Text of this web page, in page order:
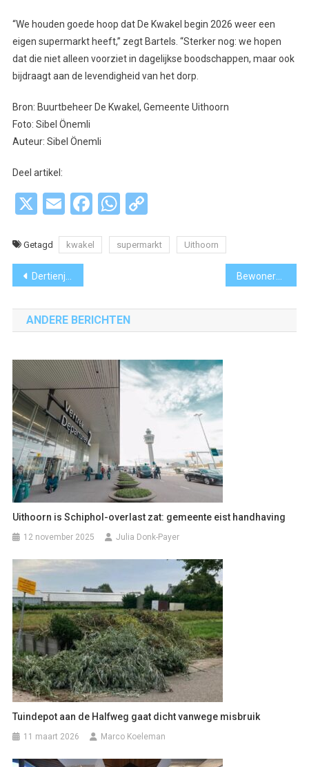
“We houden goede hoop dat De Kwakel begin 2026 weer een
eigen supermarkt heeft,” zegt Bartels. “Sterker nog: we hopen
dat die niet alleen voorziet in dagelijkse boodschappen, maar ook
bijdraagt aan de levendigheid van het dorp.
Bron: Buurtbeheer De Kwakel, Gemeente Uithoorn
Foto: Sibel Önemli
Auteur: Sibel Önemli
Deel artikel:
X EmailFacebook
WhatsApp
Copy
Getagd kwakel supermarkt Uithoorn
Bericht
navigatie
Dertienjarige Vincent steelt de show tijdens optreden Macklemore op Pukkelpop: ‘Ik dacht: oh God, wat gaat er nu allemaal gebeuren?’
ANDERE BERICHTEN
Uithoorn is Schiphol-overlast zat: gemeente eist handhaving
12 november 2025 Julia Donk-Payer
Tuindepot aan de Halfweg gaat dicht vanwege misbruik
11 maart 2026 Marco Koeleman